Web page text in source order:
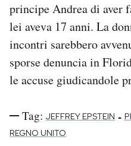
principe Andrea di aver
lei aveva 17 anni. La
incontri sarebbero
sporse denuncia in
le accuse giudicandole
Tag: JEFFREY EPSTEIN -
REGNO UNITO